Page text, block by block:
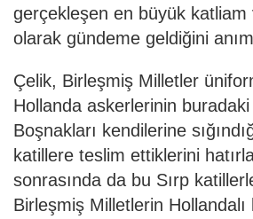
gerçekleşen en büyük katliam
olarak gündeme geldiğini
Çelik, Birleşmiş Milletler
Hollanda askerlerinin
Boşnakları kendilerine
katillere teslim ettiklerini
sonrasında da bu Sırp
Birleşmiş Milletlerin Hollandalı